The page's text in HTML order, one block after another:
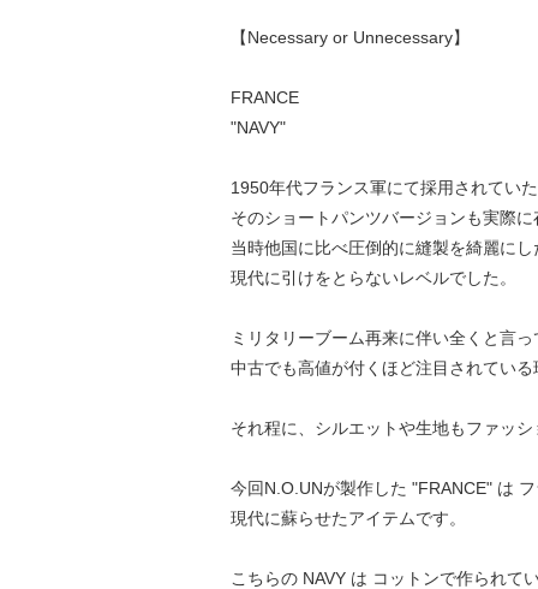
【Necessary or Unnecessary】
FRANCE
"NAVY"
1950年代フランス軍にて採用されてい
そのショートパンツバージョンも実際
当時他国に比べ圧倒的に縫製を綺麗にし
現代に引けをとらないレベルでした。
ミリタリーブーム再来に伴い全くと言
中古でも高値が付くほど注目されている
それ程に、シルエットや生地もファッ
今回N.O.UNが製作した "FRANCE" は
現代に蘇らせたアイテムです。
こちらの NAVY は コットンで作られて